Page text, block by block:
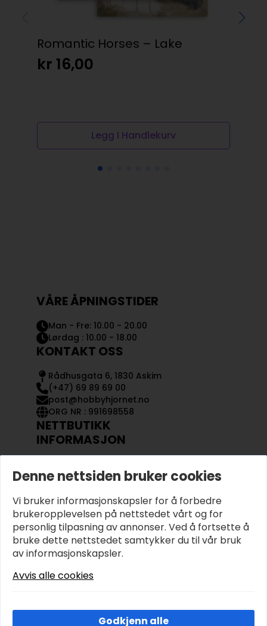
Romantic Horses – Lake
kr 16,00
Legg I Handlekurv
VÅRE ÅPNINGSTIDER
Man - Fre: 10.00 - 20.00
Lørdag : 10.00 - 18.00
KONTAKT OSS
Rådhusgata 6, 1830 Askim
(+47) 69 89 69 00
post@hobbyhjornet.no
ORG NR : 991698558
NETTBUTIKK
INFORMASJON
OM OSS
KJØPSVILKÅR OG BETINGELSER
PERSONVERN
Denne nettsiden bruker cookies
Vi bruker informasjonskapsler for å forbedre
brukeropplevelsen på nettstedet vårt og for
personlig tilpasning av annonser. Ved å fortsette å
bruke dette nettstedet samtykker du til vår bruk
av informasjonskapsler.
Avvis alle cookies
Godkjenn alle